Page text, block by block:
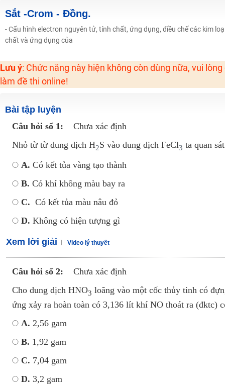
Học online lớp 2 với thầy cô giáo giỏi, nổi tiếng
2K6! Lộ Trình Sun 2024 - Ba bước luyện thi TN THPT - ĐH ít nhất 25 điểm
Hot! Lễ hội đồng giá 449K - 499K toàn bộ khoá học tại Tuyensinh247
Đồng giá khóa học 499K - 399K (13/11-15/11)
Khai giảng các khóa lớp 9 Toán - Lý - Hóa - Văn - Anh năm 2018
Sắt -Crom - Đồng.
- Cấu hình electron nguyên tử, tính chất, ứng dụng, điều chế các kim
chất và ứng dụng của
Lưu ý: Chức năng này hiện không còn dùng nữa, vui
làm đề thi online!
Bài tập luyện
Câu hỏi số 1:
Chưa xác định
Nhỏ từ từ dung dịch H2S vào dung dịch FeCl3 ta quan
A. Có kết tủa vàng tạo thành
B. Có khí không màu bay ra
C. Có kết tủa màu nâu đỏ
D. Không có hiện tượng gì
Xem lời giải Video lý thuyết
Câu hỏi số 2:
Chưa xác định
Cho dung dịch HNO3 loãng vào một cốc thủy tinh có
ứng xảy ra hoàn toàn có 3,136 lít khí NO thoát ra (đktc)
A. 2,56 gam
B. 1,92 gam
C. 7,04 gam
D. 3,2 gam